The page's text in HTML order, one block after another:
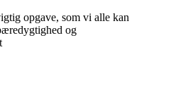
opgave, som vi alle kan
og